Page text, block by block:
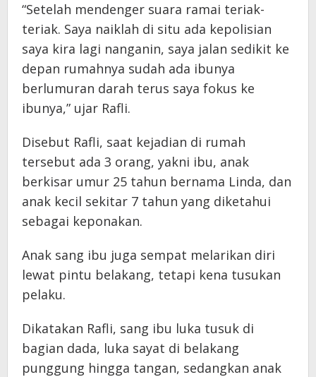
“Setelah mendenger suara ramai teriak-
teriak. Saya naiklah di situ ada kepolisian
saya kira lagi nanganin, saya jalan sedikit ke
depan rumahnya sudah ada ibunya
berlumuran darah terus saya fokus ke
ibunya,” ujar Rafli.
Disebut Rafli, saat kejadian di rumah
tersebut ada 3 orang, yakni ibu, anak
berkisar umur 25 tahun bernama Linda, dan
anak kecil sekitar 7 tahun yang diketahui
sebagai keponakan.
Anak sang ibu juga sempat melarikan diri
lewat pintu belakang, tetapi kena tusukan
pelaku.
Dikatakan Rafli, sang ibu luka tusuk di
bagian dada, luka sayat di belakang
punggung hingga tangan, sedangkan anak